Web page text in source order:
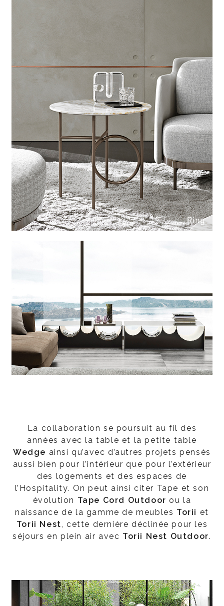
La collaboration se poursuit au fil des
années avec la table et la petite table
Wedge ainsi qu’avec d’autres projets pensés
aussi bien pour l’intérieur que pour l’extérieur
des logements et des espaces de
l’Hospitality. On peut ainsi citer Tape et son
évolution Tape Cord Outdoor ou la
naissance de la gamme de meubles Torii et
Torii Nest, cette dernière déclinée pour les
séjours en plein air avec Torii Nest Outdoor.